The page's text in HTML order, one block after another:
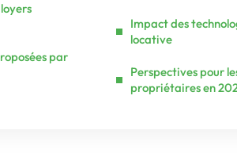
par
Impact des
locative
Perspectives pour
propriétaires en